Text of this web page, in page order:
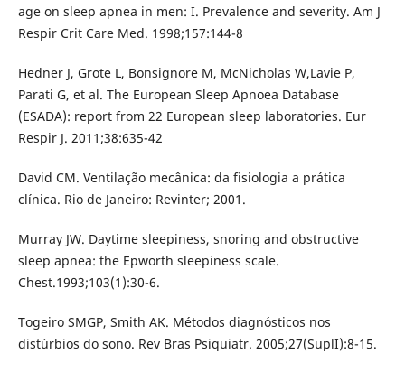
age on sleep apnea in men: I. Prevalence and severity. Am J
Respir Crit Care Med. 1998;157:144-8
Hedner J, Grote L, Bonsignore M, McNicholas W,Lavie P,
Parati G, et al. The European Sleep Apnoea Database
(ESADA): report from 22 European sleep laboratories. Eur
Respir J. 2011;38:635-42
David CM. Ventilação mecânica: da fisiologia a prática
clínica. Rio de Janeiro: Revinter; 2001.
Murray JW. Daytime sleepiness, snoring and obstructive
sleep apnea: the Epworth sleepiness scale.
Chest.1993;103(1):30-6.
Togeiro SMGP, Smith AK. Métodos diagnósticos nos
distúrbios do sono. Rev Bras Psiquiatr. 2005;27(SuplI):8-15.